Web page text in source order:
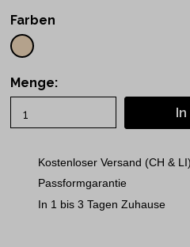
Farben
Menge:
Kostenloser Versand (CH & LI)
Passformgarantie
In 1 bis 3 Tagen Zuhause